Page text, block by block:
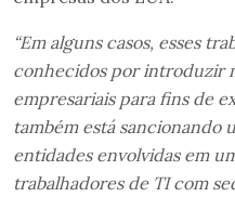
“Em alguns casos, esses
conhecidos por introduzir
empresariais para fins de
também está sancionando
entidades envolvidas em
trabalhadores de TI com